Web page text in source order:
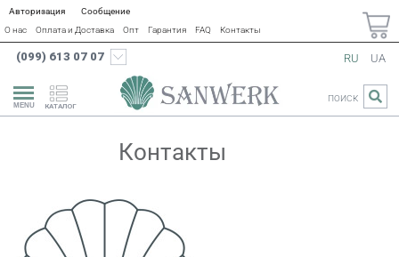
Авторизация
Сообщение
О нас
Оплата и Доставка Опт Гарантия FAQ Контакты
(099) 613 07 07
КАТАЛОГ
RU UA
ПОИСК
Контакты